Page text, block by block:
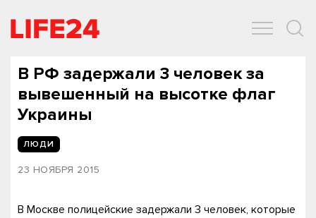
В РФ задержали 3 человек за
вывешенный на высотке флаг
Украины
ЛЮДИ
23 НОЯБРЯ 2015
В Москве полицейские задержали 3 человек, которые